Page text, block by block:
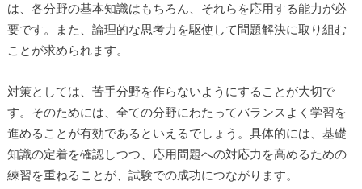
は、各分野の基本知識はもちろん、それらを応用する能力が必
要です。また、論理的な思考力を駆使して問題解決に取り組む
ことが求められます。
対策としては、苦手分野を作らないようにすることが大切で
す。そのためには、全ての分野にわたってバランスよく学習を
進めることが有効であるといえるでしょう。具体的には、基礎
知識の定着を確認しつつ、応用問題への対応力を高めるための
練習を重ねることが、試験での成功につながります。